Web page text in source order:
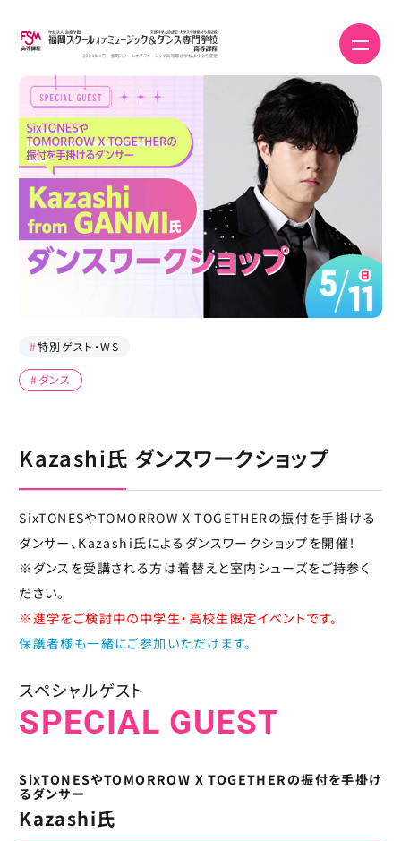
#特別ゲスト・WS
#ダンス
Kazashi氏 ダンスワークショップ
SixTONESやTOMORROW X TOGETHERの振付を手掛ける
ダンサー、Kazashi氏によるダンスワークショップを開催！
※ダンスを受講される方は着替えと室内シューズをご持参く
ださい。
※進学をご検討中の中学生・高校生限定イベントです。
保護者様も一緒にご参加いただけます。
SPECIAL GUEST
スペシャルゲスト
SixTONESやTOMORROW X TOGETHERの振付を手掛け
るダンサー
Kazashi氏